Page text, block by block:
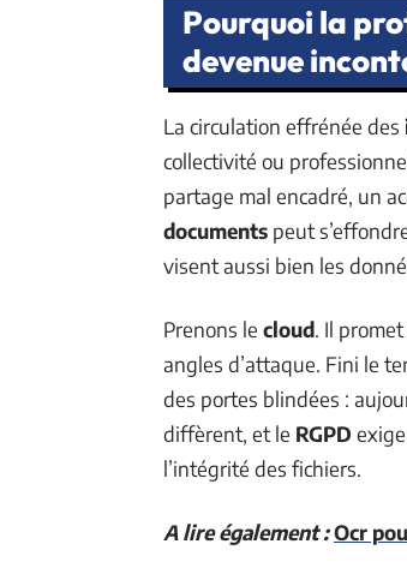
Pourquoi la
devenue
La circulation effrénée des
collectivité ou
partage mal encadré, un
documents peut
visent aussi bien les
Prenons le cloud. Il
angles d’attaque. Fini le
des portes blindées :
diffèrent, et le RGPD
l’intégrité des fichiers.
A lire également :Ocr